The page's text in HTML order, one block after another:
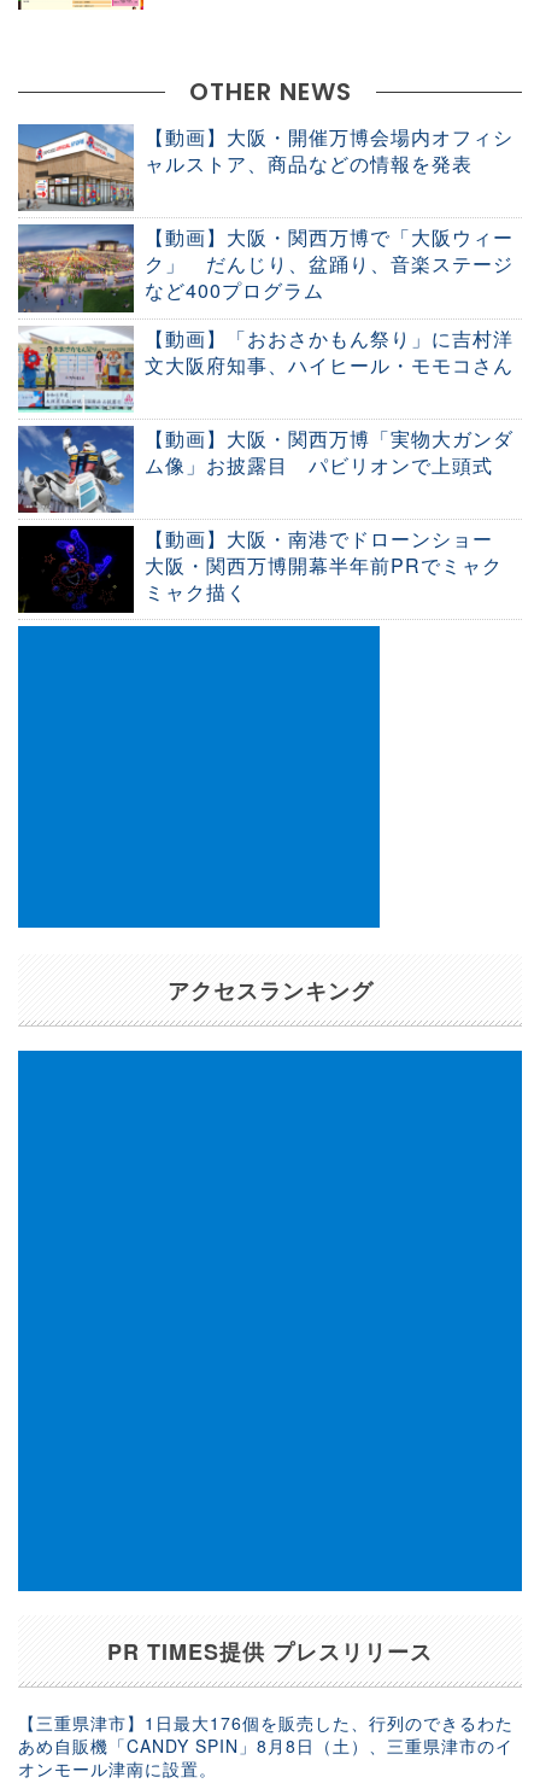
OTHER NEWS
【動画】大阪・開催万博会場内オフィシ
ャルストア、商品などの情報を発表
【動画】大阪・関西万博で「大阪ウィー
ク」 だんじり、盆踊り、音楽ステージ
など400プログラム
【動画】「おおさかもん祭り」に吉村洋
文大阪府知事、ハイヒール・モモコさん
【動画】大阪・関西万博「実物大ガンダ
ム像」お披露目 パビリオンで上頭式
【動画】大阪・南港でドローンショー
大阪・関西万博開幕半年前PRでミャク
ミャク描く
アクセスランキング
PR TIMES提供 プレスリリース
【三重県津市】1日最大176個を販売した、行列のできるわた
あめ自販機「CANDY SPIN」8月8日（土）、三重県津市のイ
オンモール津南に設置。